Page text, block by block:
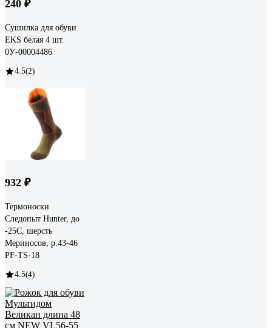
240 ₽
Сушилка для обуви
EKS белая 4 шт.
0У-00004486
4.5(2)
932 ₽
Термоноски
Следопыт Hunter, до
-25С, шерсть
Мериносов, р.43-46
PF-TS-18
4.5(4)